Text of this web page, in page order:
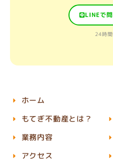
LINEで
24時
ホーム
もてぎ不動産とは？
業務内容
アクセス